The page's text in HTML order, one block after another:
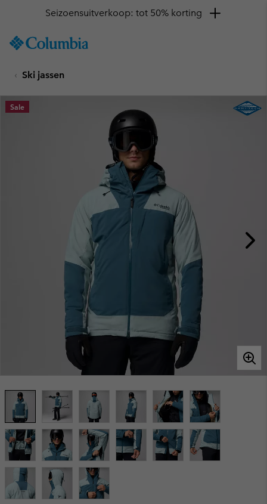
TO
SKIP
MAIN
NAV
Seizoensuitverkoop: tot 50% korting
Ski jassen
Sale